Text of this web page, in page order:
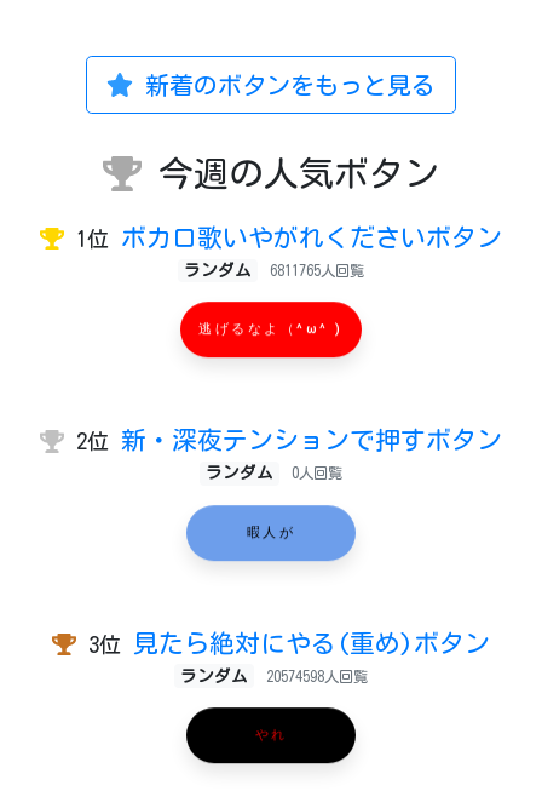
新着のボタンをもっと見る
今週の人気ボタン
1位 ボカロ歌いやがれくださいボタン
ランダム 6811765人回覧
逃げるなよ（^ω^ )
2位 新・深夜テンションで押すボタン
ランダム 0人回覧
暇人が
3位 見たら絶対にやる(重め)ボタン
ランダム 20574598人回覧
やれ